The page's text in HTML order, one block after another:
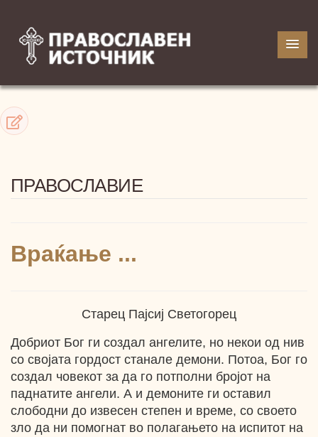
ПРАВОСЛАВИЕ
Враќање ...
Старец Пајсиј Светогорец
Добриот Бог ги создал ангелите, но некои од нив
со својата гордост станале демони. Потоа, Бог го
создал човекот за да го потполни бројот на
паднатите ангели. А и демоните ги оставил
слободни до извесен степен и време, со своето
зло да ни помогнат во полагањето на испитот на